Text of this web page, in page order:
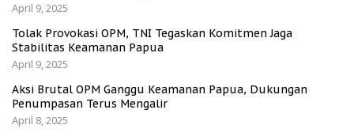
April 9, 2025
Tolak Provokasi OPM, TNI Tegaskan Komitmen Jaga
Stabilitas Keamanan Papua
April 9, 2025
Aksi Brutal OPM Ganggu Keamanan Papua, Dukungan
Penumpasan Terus Mengalir
April 8, 2025